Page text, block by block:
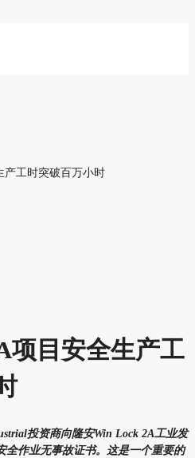
产工时突破百万小时
目安全生产工
投资商向隆安Win Lock 2A工业发
全作业无事故证书。这是一个重要的